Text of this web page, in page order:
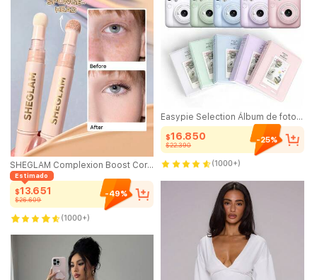
SHEGLAM Complexion Boost Corrector-Fair Marca De Belleza CosméTica Maquillaje Para Mujeres Y NiñAs
$13.651
$26.609
Estimado
-49%
200+ vendido
(1000+)
Easypie Selection Álbum de fotos de 64 bolsillos compatible con cámara instantánea Mini 12/11/9, álbum de fundas de gran capacidad, folleto de almacenamiento de fotos multicolor, mejores regalos para amigos, regalos de graduación, regalos de vuelta a la escuela, decoraciones navideñas, regalos del Día de San Valentín, regalos para mamá y papá, Halloween, Acción de Gracias, regalos personalizados, regalos de cumpleaños, regalos de Año Nuevo
$16.850
$22.390
-25%
50+ vendido
(1000+)